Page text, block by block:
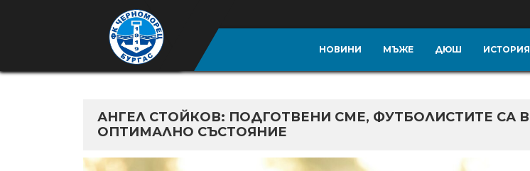
НОВИНИ МЪЖЕ ДЮШ ИСТОРИЯ
АНГЕЛ СТОЙКОВ: ПОДГОТВЕНИ СМЕ, ФУТБОЛИСТИТЕ СА В
ОПТИМАЛНО СЪСТОЯНИЕ